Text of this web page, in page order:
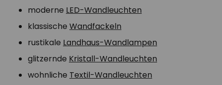
moderne LED-Wandleuchten
klassische Wandfackeln
rustikale Landhaus-Wandlampen
glitzernde Kristall-Wandleuchten
wohnliche Textil-Wandleuchten